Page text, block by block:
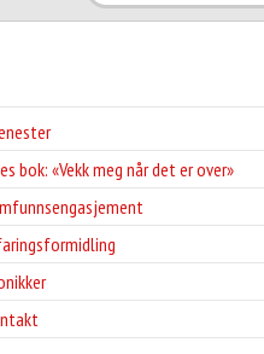
bok: «Vekk meg når det er over»